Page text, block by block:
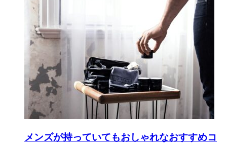
メンズが持っていてもおしゃれなおすすめコ